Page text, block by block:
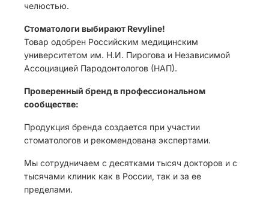
челюстью.
Стоматологи выбирают Revyline!
Товар одобрен Российским медицинским
университетом им. Н.И. Пирогова и Независимой
Ассоциацией Пародонтологов (НАП).
Проверенный бренд в профессиональном
сообществе:
Продукция бренда создается при участии
стоматологов и рекомендована экспертами.
Мы сотрудничаем с десятками тысяч докторов и с
тысячами клиник как в России, так и за ее
пределами.